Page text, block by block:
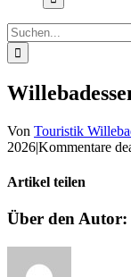
Suche
nach:
Von Touristik
2026|Kommentare
Artikel teilen
Facebook
X
Reddit
LinkedIn
WhatsApp
Pinterest
Vk
E-
Über den Autor: